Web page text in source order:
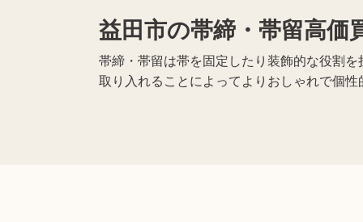
遺品整理 生前整理
益田市の帯締・帯留高価
帯締・帯留は帯を固定したり装飾的な役割
取り入れることによってよりおしゃれで個